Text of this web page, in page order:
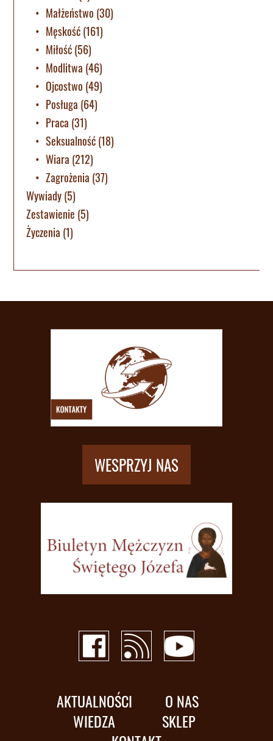
Małżeństwo (30)
Męskość(161)
Miłość(56)
Modlitwa (46)
Ojcostwo (49)
Posługa (64)
Praca (31)
Seksualność(18)
Wiara (212)
Zagrożenia (37)
Wywiady(5)
Zestawienie (5)
Życzenia (1)
WESPRZYJ NAS
AKTUALNOŚCI
O NAS
WIEDZA
SKLEP